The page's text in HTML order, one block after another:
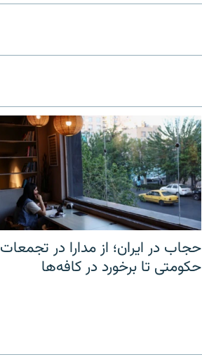
حجاب در ایران؛ از مدارا در تجمعات
حکومتی تا برخورد در کافه‌ها